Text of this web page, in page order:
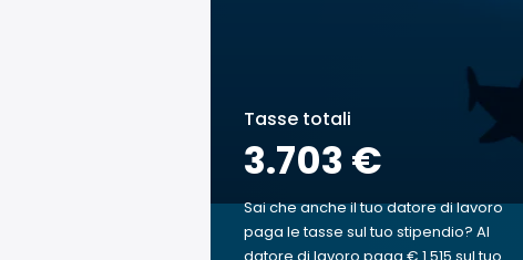
Tasse totali
3.703 €
Sai che anche il tuo datore di lavoro
paga le tasse sul tuo stipendio? Al